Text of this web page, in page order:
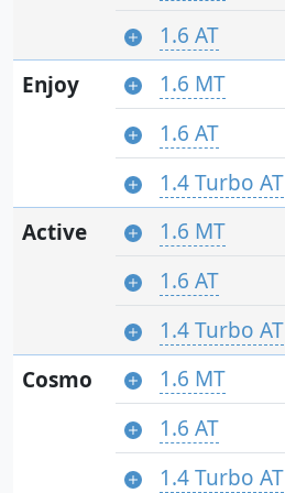
1.6 AT
Enjoy
1.6 MT
1.6 AT
1.4 Turbo AT
Active
1.6 MT
1.6 AT
1.4 Turbo AT
Cosmo
1.6 MT
1.6 AT
1.4 Turbo AT